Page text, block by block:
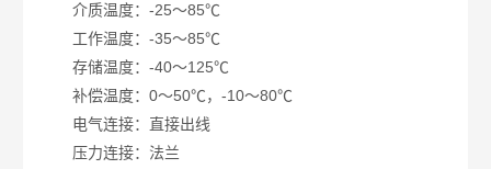
介质温度：-25～85℃
工作温度：-35～85℃
存储温度：-40～125℃
补偿温度：0～50℃，-10～80℃
电气连接：直接出线
压力连接：法兰